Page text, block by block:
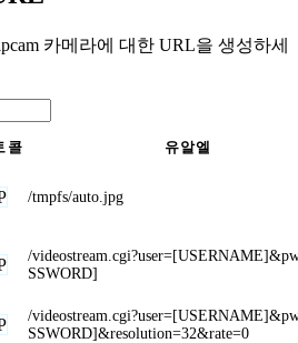
카메라에 대한 URL을 생성하세
콜 유알엘
/tmpfs/auto.jpg
/
SSWORD]
/
SSWORD]&resolution=32&rate=0